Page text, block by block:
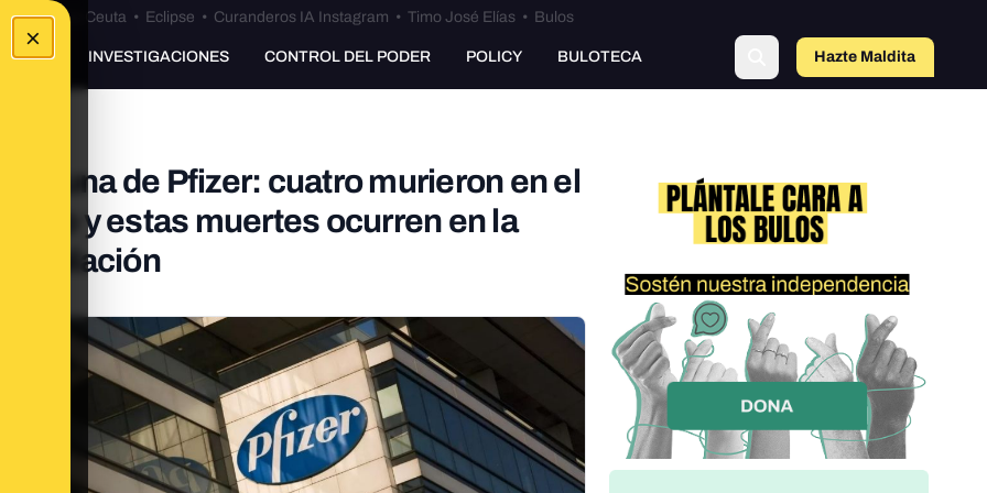
×
•Bulos Ceuta • Eclipse • Curanderos IA Instagram • Timo José Elías • Bulos
INVESTIGACIONES CONTROL DEL PODER POLICY BULOTECA Hazte Maldita
vacuna de Pfizer: cuatro murieron en el
y estas muertes ocurren en la
población